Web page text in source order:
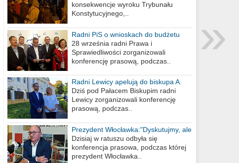
konsekwencje wyroku Trybunału
Konstytucyjnego,..
Radni PiS o wnioskach do budżetu
miasta na 2021 rok
28 września radni Prawa i
Sprawiedliwości zorganizowali
konferencję prasową, podczas..
Radni Lewicy apelują do biskupa A.
Wiesława Meringa
Dziś pod Pałacem Biskupim radni
Lewicy zorganizowali konferencję
prasową, podczas..
Prezydent Włocławka:"Dyskutujmy, ale
nie obrażajmy się”
Dzisiaj w ratuszu odbyła się
konferencja prasowa, podczas której
prezydent Włocławka..
»